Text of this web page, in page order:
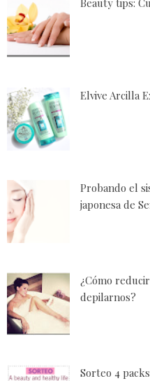
Beauty tips:
Elvive Arcilla
Probando el
japonesa de
¿Cómo
depilarnos?
Sorteo 4